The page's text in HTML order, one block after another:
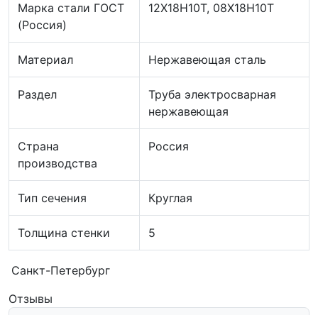
Марка стали ГОСТ
(Россия)
12Х18Н10Т, 08Х18Н10Т
Материал Нержавеющая сталь
Раздел
Труба электросварная
нержавеющая
Страна
производства
Россия
Тип сечения Круглая
Толщина стенки 5
Санкт-Петербург
Отзывы